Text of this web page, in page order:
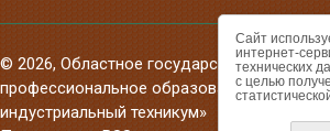
© 2026, Областное государственное
профессиональное образовательное
индустриальный техникум»
Сайт
интернет-
технических
с целью